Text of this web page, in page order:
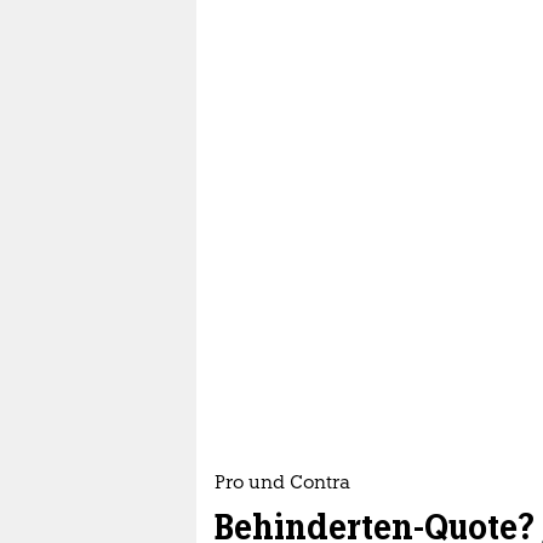
Pro und Contra
Behinderten-Quote?